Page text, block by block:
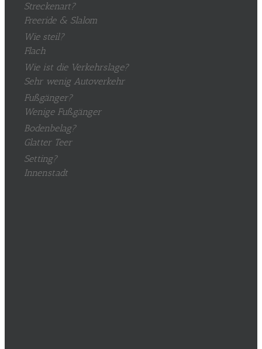
Streckenart?
Freeride & Slalom
Wie steil?
Flach
Wie ist die Verkehrslage?
Sehr wenig Autoverkehr
Fußgänger?
Wenige Fußgänger
Bodenbelag?
Glatter Teer
Setting?
Innenstadt